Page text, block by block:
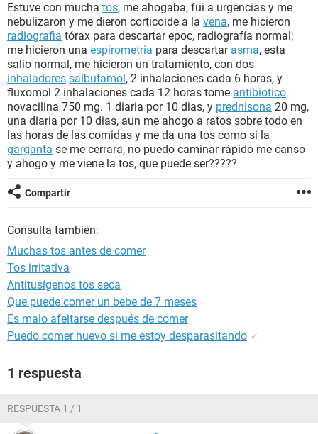
BIENESTAR
SEXUALIDAD
GLOSARIO
Estuve con mucha tos, me ahogaba, fui a urgencias y me
nebulizaron y me dieron corticoide a la vena, me hicieron
radiografia tórax para descartar epoc, radiografía normal;
me hicieron una espirometria para descartar asma, esta
salio normal, me hicieron un tratamiento, con dos
inhaladores salbutamol, 2 inhalaciones cada 6 horas, y
fluxomol 2 inhalaciones cada 12 horas tome antibiotico
novacilina 750 mg. 1 diaria por 10 dias, y prednisona 20 mg,
una diaria por 10 dias, aun me ahogo a ratos sobre todo en
las horas de las comidas y me da una tos como si la
garganta se me cerrara, no puedo caminar rápido me canso
y ahogo y me viene la tos, que puede ser?????
Compartir
Consulta también:
Muchas tos antes de comer
Tos irritativa
Antitusígenos tos seca
Que puede comer un bebe de 7 meses
Es malo afeitarse después de comer
Puedo comer huevo si me estoy desparasitando ✓
1 respuesta
RESPUESTA 1 / 1